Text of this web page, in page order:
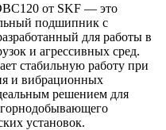
от SKF — это
подшипник с
для работы в
и агрессивных сред.
стабильную работу при
и вибрационных
решением для
установок.